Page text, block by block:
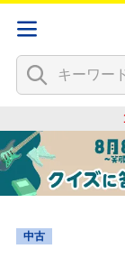
中古